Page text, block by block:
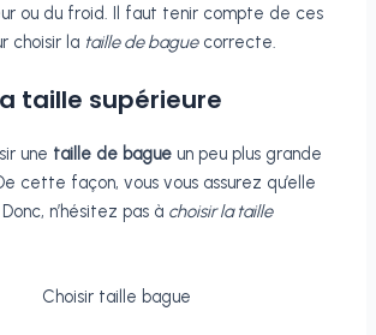
ou du froid. Il faut tenir compte de ces
choisir la taille de baguecorrecte.
taille supérieure
une taille de bague un peu plus grande
cette façon, vous vous assurez qu’elle
n’hésitez pas à choisir la taille